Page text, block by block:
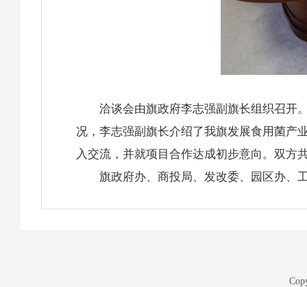
洽谈会由旗政府李志强副旗长组织召开
况，李志强副旗长介绍了我旗发展食用菌产
入交流，并就项目合作达成初步意向。
旗政府办、商投局、发改委、园区办、